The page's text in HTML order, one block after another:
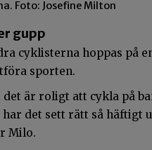
Foto: Josefine Milton
gupp
cyklisterna hoppas på
sporten.
det är roligt att cykla på
har det sett rätt så häftigt
Milo.